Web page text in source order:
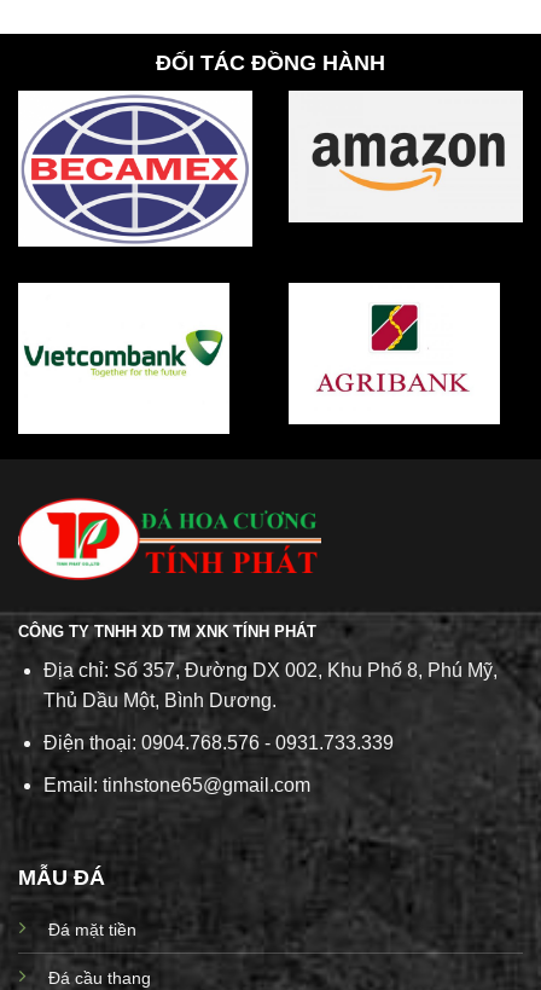
ĐỐI TÁC ĐỒNG HÀNH
CÔNG TY TNHH XD TM XNK TÍNH PHÁT
Địa chỉ: Số 357, Đường DX 002, Khu Phố 8, Phú Mỹ,
Thủ Dầu Một, Bình Dương.
Điện thoại: 0904.768.576 - 0931.733.339
Email: tinhstone65@gmail.com
MẪU ĐÁ
Đá mặt tiền
Đá cầu thang